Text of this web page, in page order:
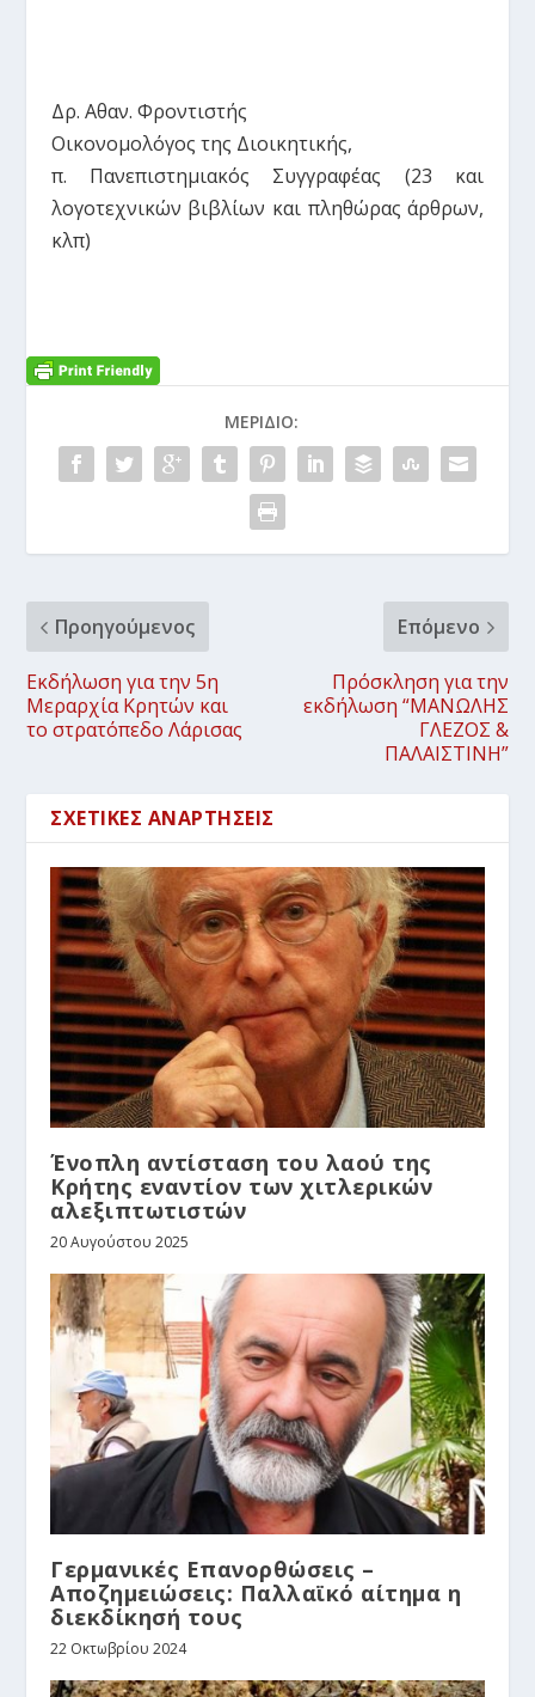
Δρ. Αθαν. Φροντιστής
Οικονομολόγος της Διοικητικής,
π. Πανεπιστημιακός Συγγραφέας (23 και
λογοτεχνικών βιβλίων και πληθώρας άρθρων,
κλπ)
ΜΕΡΊΔΙΟ:
Προηγούμενος
Εκδήλωση για την 5η
Μεραρχία Κρητών και
το στρατόπεδο Λάρισας
Επόμενο
Πρόσκληση για την
εκδήλωση “ΜΑΝΩΛΗΣ
ΓΛΕΖΟΣ &
ΠΑΛΑΙΣΤΙΝΗ”
ΣΧΕΤΙΚΈΣ ΑΝΑΡΤΉΣΕΙΣ
Ένοπλη αντίσταση του λαού της
Κρήτης εναντίον των χιτλερικών
αλεξιπτωτιστών
20 Αυγούστου 2025
Γερμανικές Επανορθώσεις –
Αποζημειώσεις: Παλλαϊκό αίτημα η
διεκδίκησή τους
22 Οκτωβρίου 2024